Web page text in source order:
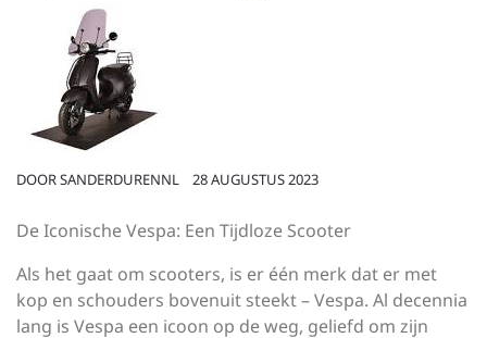
DOORSANDERDURENNL 28 AUGUSTUS 2023
De Iconische Vespa: Een Tijdloze Scooter
Als het gaat om scooters, is er één merk dat er met
kop en schouders bovenuit steekt – Vespa. Al decennia
lang is Vespa een icoon op de weg, geliefd om zijn